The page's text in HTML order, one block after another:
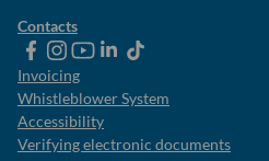
Contacts
ulapland
universityoflapland
ulaplandUniversity
Lapland
ulapland
Invoicing
Whistleblower System
Accessibility
Verifying electronic documents